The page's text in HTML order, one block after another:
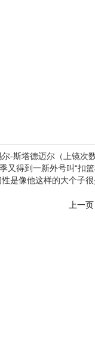
斯塔德迈尔（上镜次
得到一新外号叫“扣
是像他这样的大个子
上一页